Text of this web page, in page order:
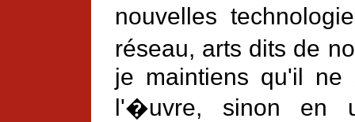
nouvelles
réseau, arts dits de
je maintiens qu'il
l'�uvre, sinon en